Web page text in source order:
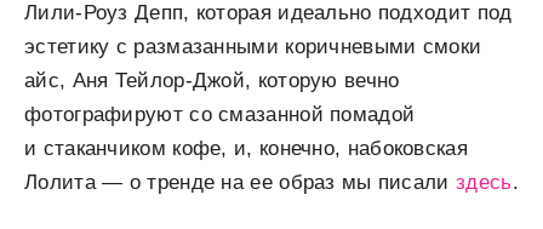
Лили-Роуз Депп, которая идеально подходит под
эстетику с размазанными коричневыми смоки
айс, Аня Тейлор-Джой, которую вечно
фотографируют со смазанной помадой
и стаканчиком кофе, и, конечно, набоковская
Лолита — о тренде на ее образ мы писали здесь.